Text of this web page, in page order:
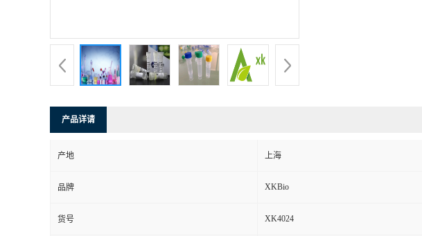
产品详请
产地 上海
品牌 XKBio
货号 XK4024